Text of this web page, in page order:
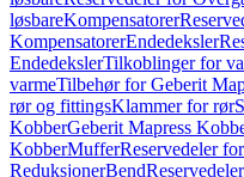
løsbareKompensatorer
KompensatorerEndedeksler
EndedekslerTilkoblinger for
varmeTilbehør for Geberit
rør og fittingsKlammer for rør
KobberGeberit Mapress
KobberMufferReservedeler
ReduksjonerBend